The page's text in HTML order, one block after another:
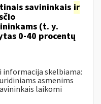
savininkais ir
(t. y.
0-40 procentų
informacija skelbiama:
asmenims
laikomi